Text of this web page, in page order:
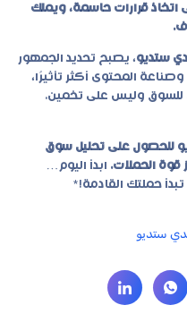
اتخاذ قرارات حاسمة، ويملك
ستديو، يصبح تحديد الجمهور
المحتوى أكثر تأثيرًا،
وليس على تخمين.
للحصول على تحليل سوق
الحملات. ابدأ اليوم…
حملتك القادمة!*
ستديو